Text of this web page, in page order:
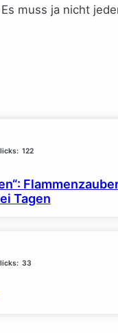
muss ja nicht
122
Tagen
33